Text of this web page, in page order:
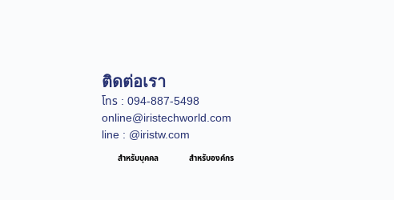
ติดต่อเรา
โทร : 094-887-5498
online@iristechworld.com
line : @iristw.com
สำหรับบุคคล สำหรับองค์กร